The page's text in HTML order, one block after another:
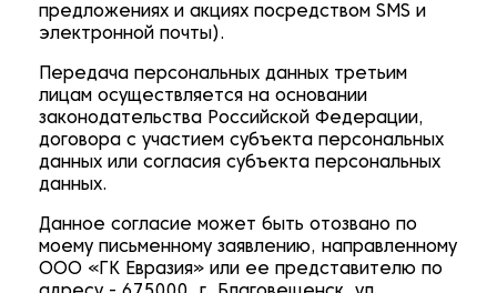
предложениях и акциях посредством SMS и
электронной почты).
Передача персональных данных третьим
лицам осуществляется на основании
законодательства Российской Федерации,
договора с участием субъекта персональных
данных или согласия субъекта персональных
данных.
Данное согласие может быть отозвано по
моему письменному заявлению, направленному
ООО «ГК Евразия» или ее представителю по